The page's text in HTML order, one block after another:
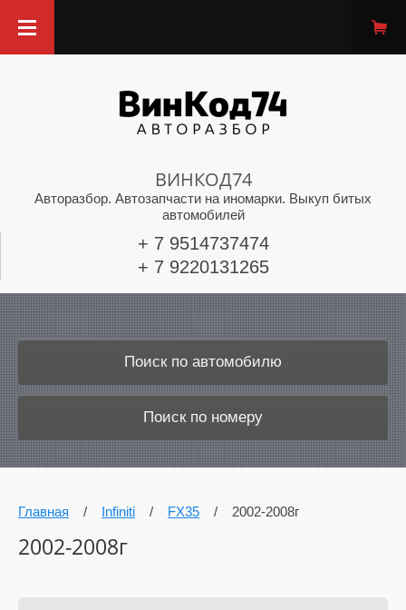
ВИНКОД74
Авторазбор. Автозапчасти на иномарки. Выкуп битых
автомобилей
+ 7 9514737474
+ 7 9220131265
Поиск по автомобилю
Поиск по номеру
Главная / Infiniti / FX35 / 2002-2008г
2002-2008г